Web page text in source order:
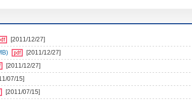
[2011/12/27]
[2011/12/27]
[2011/12/27]
07/15]
[2011/07/15]